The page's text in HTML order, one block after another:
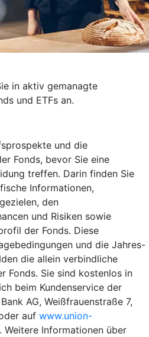
in aktiv gemanagte
und ETFs an.
und die
Fonds, bevor Sie eine
treffen. Darin finden Sie
Informationen,
den
und Risiken sowie
der Fonds. Diese
und die Jahres-
die allein verbindliche
Fonds. Sie sind kostenlos in
beim Kundenservice der
AG, Weißfrauenstraße 7,
auf www.union-
. Weitere Informationen über